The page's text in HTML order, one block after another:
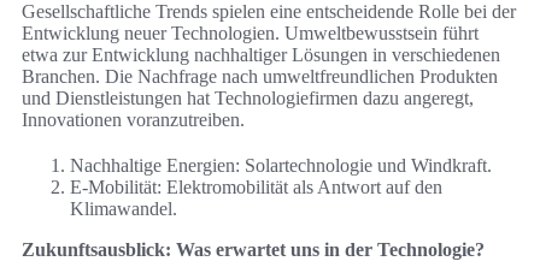
Gesellschaftliche Trends spielen eine entscheidende Rolle bei der
Entwicklung neuer Technologien. Umweltbewusstsein führt
etwa zur Entwicklung nachhaltiger Lösungen in verschiedenen
Branchen. Die Nachfrage nach umweltfreundlichen Produkten
und Dienstleistungen hat Technologiefirmen dazu angeregt,
Innovationen voranzutreiben.
Nachhaltige Energien: Solartechnologie und Windkraft.
E-Mobilität: Elektromobilität als Antwort auf den
Klimawandel.
Zukunftsausblick: Was erwartet uns in der Technologie?